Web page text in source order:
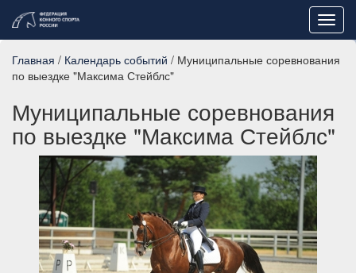
Главная / Календарь событий / Муниципальные соревнования
по выездке "Максима Стейблс"
Муниципальные соревнования
по выездке "Максима Стейблс"